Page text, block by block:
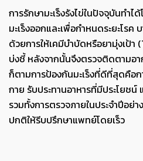
การรักษามะเร็งรังไข่ในปัจจุบันทำ
มะเร็งออกและเพื่อกำหนดระยะโรค
ด้วยการให้เคมีบำบัดหรือยามุ่งเป้า
บ่งชี้ หลังจากนั้นจึงตรวจติดตามอา
ก็ตามการป้องกันมะเร็งที่ดีที่สุดคือ
กาย รับประทานอาหารที่มีประโยชน์
รวมทั้งการตรวจภายในประจำปีอย่
ปกติให้รีบปรึกษาแพทย์โดยเร็ว